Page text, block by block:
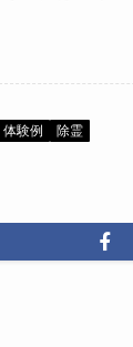
体験例 除霊